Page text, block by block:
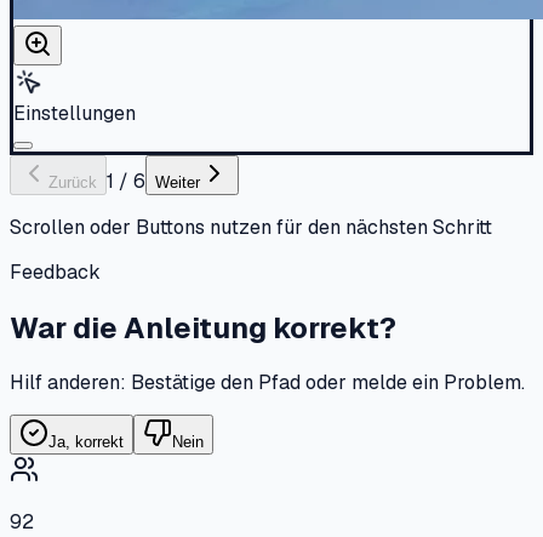
Einstellungen
Zurück 1 / 6 Weiter
Scrollen oder Buttons nutzen für den nächsten Schritt
Feedback
War die Anleitung korrekt?
Hilf anderen: Bestätige den Pfad oder melde ein Problem.
Ja, korrekt Nein
92